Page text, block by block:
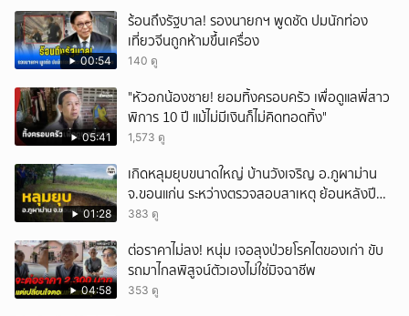
00:54
ร้อนถึงรัฐบาล! รองนายกฯ พูดชัด ปมนักท่อง
เที่ยวจีนถูกห้ามขึ้นเครื่อง
140 ดู
05:41
"หัวอกน้องชาย! ยอมทิ้งครอบครัว เพื่อดูแลพี่สาว
พิการ 10 ปี แม้ไม่มีเงินก็ไม่คิดทอดทิ้ง"
1,573 ดู
01:28
เกิดหลุมยุบขนาดใหญ่ บ้านวังเจริญ อ.ภูผาม่าน
จ.ขอนแก่น ระหว่างตรวจสอบสาเหตุ ย้อนหลังปี
2568 พบเคยพบหลุมยุบมาแล้วครั้งหนึ่ง
383 ดู
04:58
ต่อราคาไม่ลง! หนุ่ม เจอลุงป่วยโรคไตของเก่า ขับ
รถมาไกลพิสูจน์ตัวเองไม่ใช่มิจฉาชีพ
353 ดู